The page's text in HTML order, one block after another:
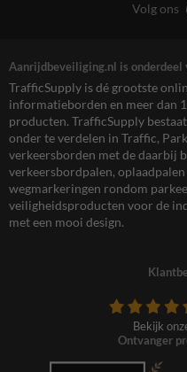
Volg ons
Aanrijdbeveiliging.nl is onderdeel
TrafficSupply is dé grootste
informatieborden en meer dan
producten. TrafficSupply
onder te verdelen in Traffic,
verkeersborden met de daarbij
verkeersbordpalen,
wegmarkeringen rondom
veiligheidsproducten voor de
met een mooi design.
Bekijk
Ontvanger